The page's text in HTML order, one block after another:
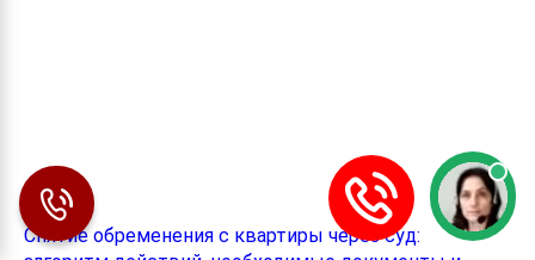
Снятие обременения с квартиры через суд: